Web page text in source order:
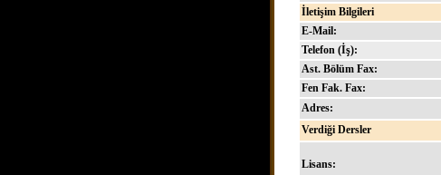
İletişim Bilgileri
E-Mail:
Telefon (İş):
Ast. Bölüm Fax:
Fen Fak. Fax:
Adres:
Verdiği Dersler
Lisans: